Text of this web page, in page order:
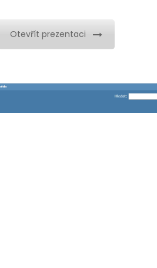
Otevřít prezentaci